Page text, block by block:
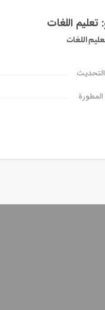
تعليم اللغات
اللغات
المطورة